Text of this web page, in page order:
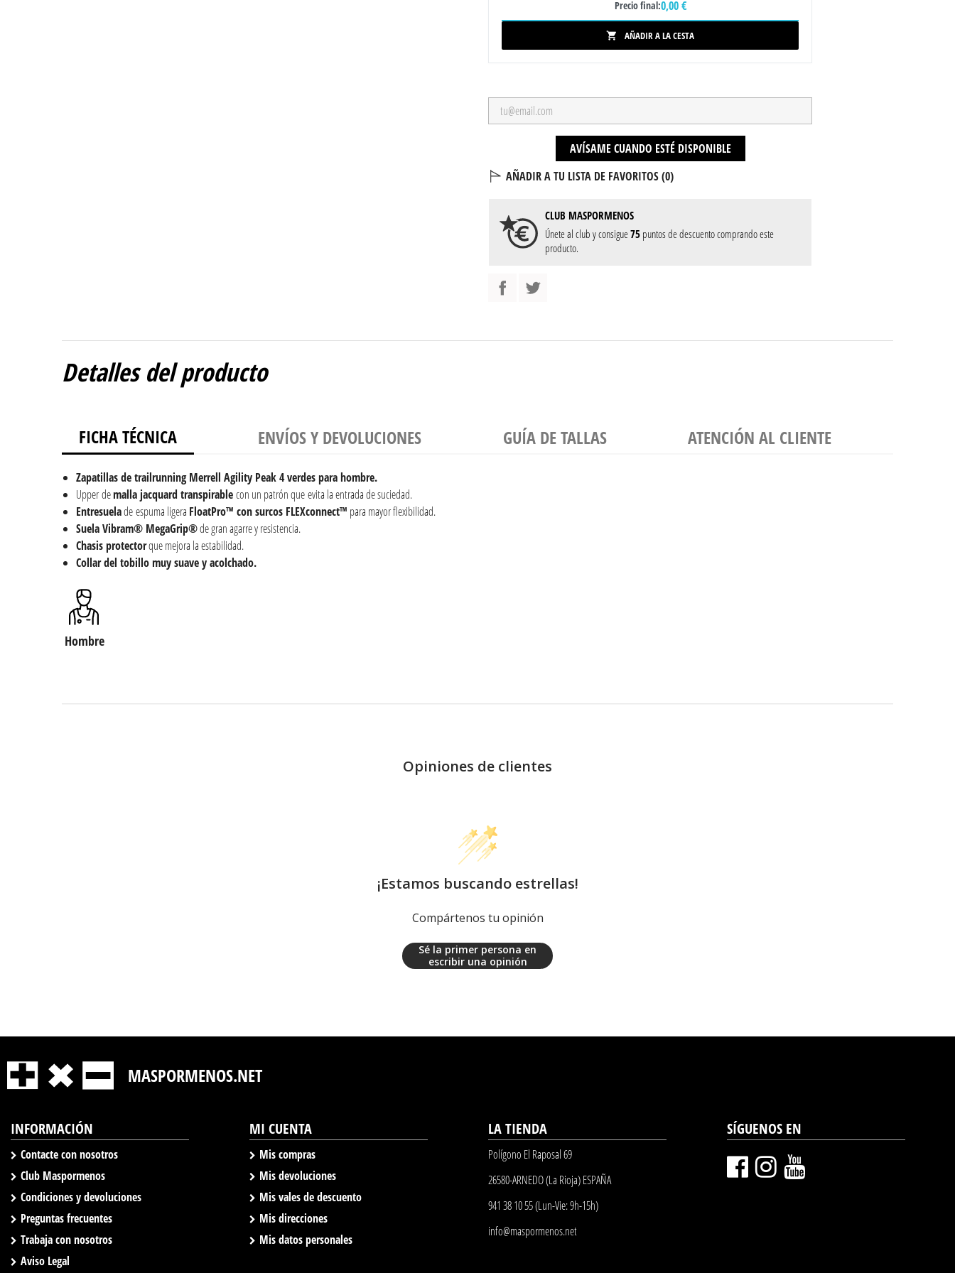
Precio final:0,00 €
 AÑADIR A LA CESTA
AVÍSAME CUANDO ESTÉ DISPONIBLE
AÑADIR A TU LISTA DE FAVORITOS (0)
CLUB MASPORMENOS
Únete al club y consigue75puntos de descuento comprando este
producto.
Detalles del producto
FICHA TÉCNICA ENVÍOS Y DEVOLUCIONES GUÍA DE TALLAS ATENCIÓN AL CLIENTE
Zapatillas de trailrunning Merrell Agility Peak 4 verdes para hombre.
Upper demalla jacquard transpirablecon un patrón que evita la entrada de suciedad.
Entresuelade espuma ligera FloatPro™ con surcos FLEXconnect™ para mayor flexibilidad.
Suela Vibram® MegaGrip®de gran agarre y resistencia.
Chasis protectorque mejora la estabilidad.
Collar del tobillo muy suave y acolchado.
Hombre
Opiniones de clientes
¡Estamos buscando estrellas!
Compártenos tu opinión
Sé la primer persona en
escribir una opinión
MASPORMENOS.NET
INFORMACIÓN
Contacte con nosotros
Club Maspormenos
Condiciones y devoluciones
Preguntas frecuentes
Trabaja con nosotros
Aviso Legal
MI CUENTA
Mis compras
Mis devoluciones
Mis vales de descuento
Mis direcciones
Mis datos personales
LA TIENDA
Polígono El Raposal 69
26580-ARNEDO (La Rioja) ESPAÑA
941 38 10 55 (Lun-Vie: 9h-15h)
info@maspormenos.net
SÍGUENOS EN